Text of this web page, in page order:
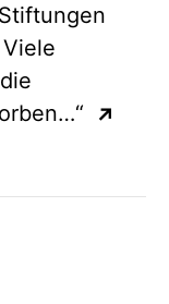
↗